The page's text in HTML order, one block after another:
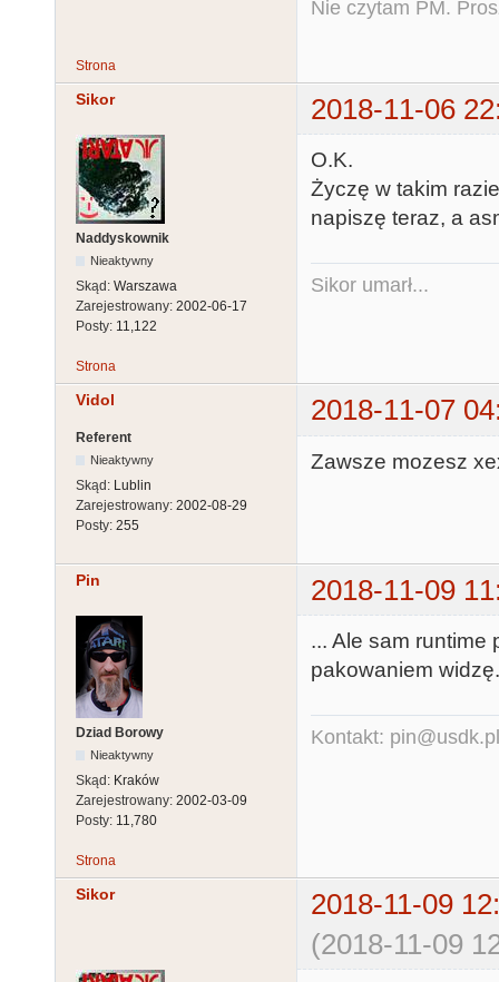
Nie czytam PM.
Strona
Sikor 2018-11-06
Naddyskownik
Nieaktywny
Skąd: Warszawa
Zarejestrowany: 2002-06-17
Posty: 11,122
O.K.
Życzę w takim
napiszę teraz, a
Sikor umarł...
Strona
Vidol 2018-11-07
Referent
Nieaktywny
Skąd: Lublin
Zarejestrowany: 2002-08-29
Posty: 255
Zawsze mozesz
Pin 2018-11-09
Dziad Borowy
Nieaktywny
Skąd: Kraków
Zarejestrowany: 2002-03-09
Posty: 11,780
... Ale sam runtime
pakowaniem widzę.
Kontakt: pin@usdk.pl
Strona
Sikor
2018-11-09
(2018-11-09